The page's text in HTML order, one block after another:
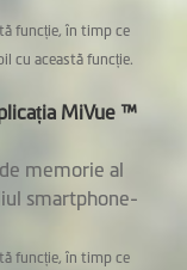
funcție, în timp ce
cu această funcție.
MiVue ™
memorie al
smartphone-
funcție, în timp ce